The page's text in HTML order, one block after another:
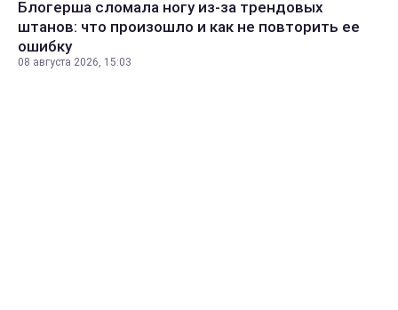
Блогерша сломала ногу из-за трендовых
штанов: что произошло и как не повторить ее
ошибку
08 августа 2026, 15:03